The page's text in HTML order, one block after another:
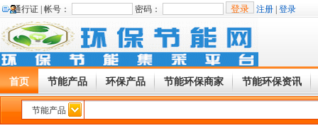
通行证 | 帐号： 密码： 注册 登录
首页 节能产品 环保产品 节能环保商家 节能环保资讯
节能产品